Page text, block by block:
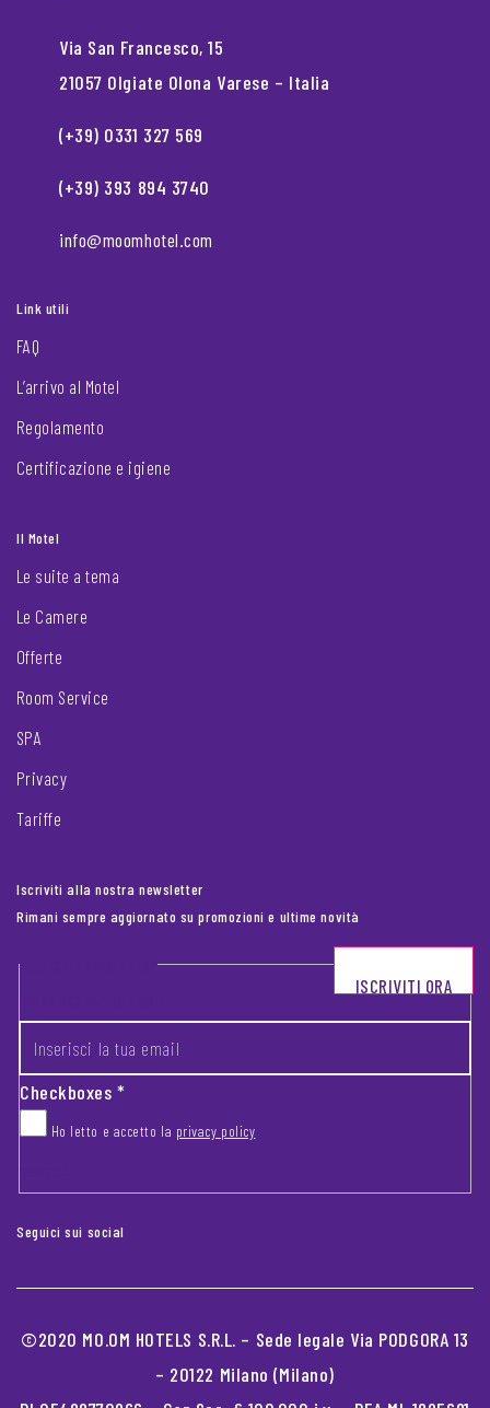
Via San Francesco, 15
21057 Olgiate Olona Varese – Italia
(+39) 0331 327 569
(+39) 393 894 3740
info@moomhotel.com
Link utili
FAQ
L’arrivo al Motel
Regolamento
Certificazione e igiene
Il Motel
Le suite a tema
Le Camere
Offerte
Room Service
SPA
Privacy
Tariffe
Iscriviti alla nostra newsletter
Rimani sempre aggiornato su promozioni e ultime novità
Footer newsletter
Checkboxes*
Ho letto e accetto la privacy policy
ISCRIVITI ORA
Seguici sui social
©2020 MO.OM HOTELS S.R.L. – Sede legale Via PODGORA 13
– 20122 Milano (Milano)